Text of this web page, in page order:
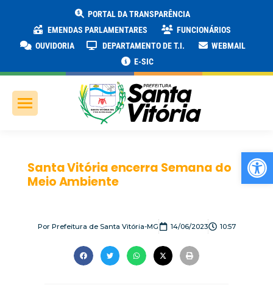
PORTAL DA TRANSPARÊNCIA
EMENDAS PARLAMENTARES
FUNCIONÁRIOS
OUVIDORIA
DEPARTAMENTO DE T.I.
WEBMAIL
E-SIC
Santa Vitória encerra Semana do
Meio Ambiente
PorPrefeitura de Santa Vitória-MG 14/06/2023 10:57